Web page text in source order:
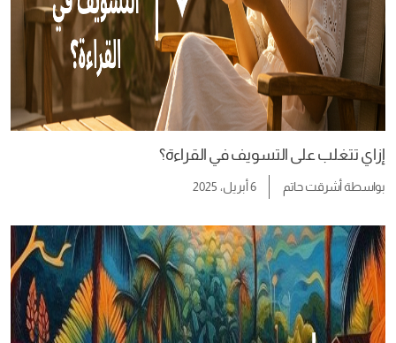
إزاي تتغلب على التسويف في القراءة؟
بواسطةأشرقت حاتم 6 أبريل، 2025